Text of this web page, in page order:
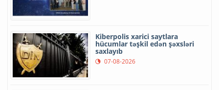
Kiberpolis xarici saytlara
hücumlar təşkil edən şəxsləri
saxlayıb
07-08-2026